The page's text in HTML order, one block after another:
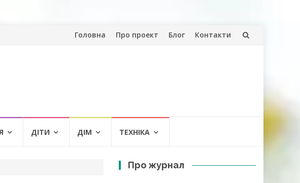
Skip
Головна Про проект Блог Контакти
ДІТИ ДІМ ТЕХНІКА
Про журнал